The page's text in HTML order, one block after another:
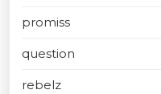
promiss
question
rebelz